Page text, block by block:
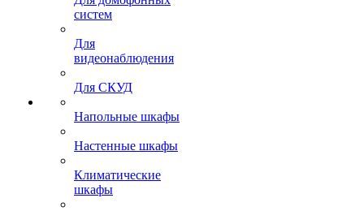
систем
Для
видеонаблюдения
Для СКУД
Напольные шкафы
Настенные шкафы
Климатические
шкафы